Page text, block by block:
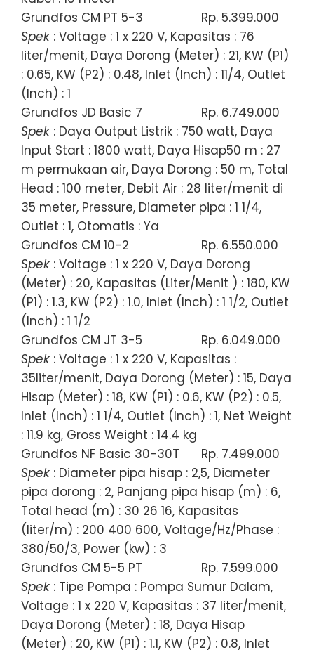
Grundfos CM PT 5-3
Rp. 5.399.000
Spek : Voltage : 1 x 220 V, Kapasitas : 76
liter/menit, Daya Dorong (Meter) : 21, KW (P1)
: 0.65, KW (P2) : 0.48, Inlet (Inch) : 11/4, Outlet
(Inch) : 1
Grundfos JD Basic 7
Rp. 6.749.000
Spek : Daya Output Listrik : 750 watt, Daya
Input Start : 1800 watt, Daya Hisap50 m : 27
m permukaan air, Daya Dorong : 50 m, Total
Head : 100 meter, Debit Air : 28 liter/menit di
35 meter, Pressure, Diameter pipa : 1 1/4,
Outlet : 1, Otomatis : Ya
Grundfos CM 10-2
Rp. 6.550.000
Spek : Voltage : 1 x 220 V, Daya Dorong
(Meter) : 20, Kapasitas (Liter/Menit ) : 180, KW
(P1) : 1.3, KW (P2) : 1.0, Inlet (Inch) : 1 1/2, Outlet
(Inch) : 1 1/2
Grundfos CM JT 3-5
Rp. 6.049.000
Spek : Voltage : 1 x 220 V, Kapasitas :
35liter/menit, Daya Dorong (Meter) : 15, Daya
Hisap (Meter) : 18, KW (P1) : 0.6, KW (P2) : 0.5,
Inlet (Inch) : 1 1/4, Outlet (Inch) : 1, Net Weight
: 11.9 kg, Gross Weight : 14.4 kg
Grundfos NF Basic 30-30T
Rp. 7.499.000
Spek : Diameter pipa hisap : 2,5, Diameter
pipa dorong : 2, Panjang pipa hisap (m) : 6,
Total head (m) : 30 26 16, Kapasitas
(liter/m) : 200 400 600, Voltage/Hz/Phase :
380/50/3, Power (kw) : 3
Grundfos CM 5-5 PT
Rp. 7.599.000
Spek : Tipe Pompa : Pompa Sumur Dalam,
Voltage : 1 x 220 V, Kapasitas : 37 liter/menit,
Daya Dorong (Meter) : 18, Daya Hisap
(Meter) : 20, KW (P1) : 1.1, KW (P2) : 0.8, Inlet